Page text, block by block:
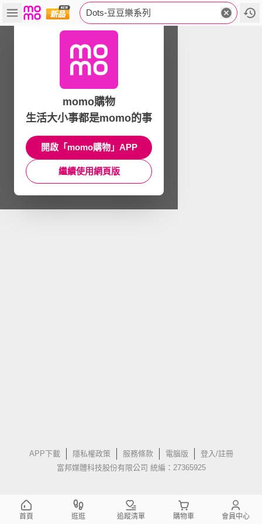
Dots-豆豆樂系列
APP下載 隱私權政策 服務條款 電腦版
登入/註冊
富邦媒體科技股份有限公司 統編：27365925
momo購物
生活大小事都是momo的事
開啟「momo購物」APP
繼續使用網頁版
首頁 逛逛 追蹤清單 購物車 會員中心